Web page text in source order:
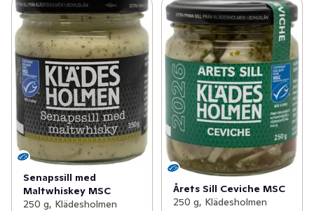
Senapssill med
Maltwhiskey MSC
250 g, Klädesholmen
Årets Sill Ceviche MSC
250 g, Klädesholmen